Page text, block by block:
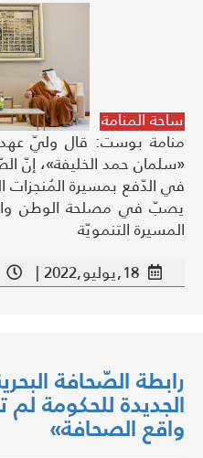
ساحة المنامة
منامة بوست: قال وليّ عهد
«سلمان حمد الخليفة»، إنّ
في الدّفع بمسيرة المُنجزات
يصبّ في مصلحة الوطن
المسيرة التنمويّة
18,يوليو,2022 |
|
رابطة الصّحافة
الجديدة للحكومة
واقع الصحافة»